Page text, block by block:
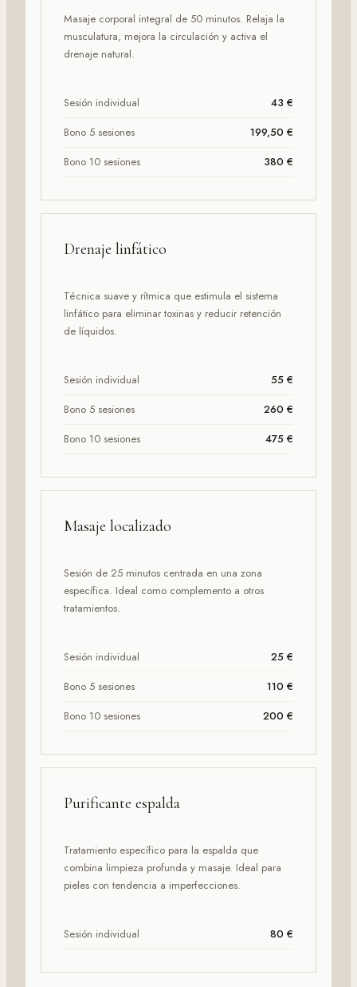
Masaje corporal integral de 50 minutos. Relaja la
musculatura, mejora la circulación y activa el
drenaje natural.
Sesión individual
43 €
Bono 5 sesiones
199,50 €
Bono 10 sesiones
380 €
Drenaje linfático
Técnica suave y rítmica que estimula el sistema
linfático para eliminar toxinas y reducir retención
de líquidos.
Sesión individual
55 €
Bono 5 sesiones
260 €
Bono 10 sesiones
475 €
Masaje localizado
Sesión de 25 minutos centrada en una zona
específica. Ideal como complemento a otros
tratamientos.
Sesión individual
25 €
Bono 5 sesiones
110 €
Bono 10 sesiones
200 €
Purificante espalda
Tratamiento específico para la espalda que
combina limpieza profunda y masaje. Ideal para
pieles con tendencia a imperfecciones.
Sesión individual 80 €